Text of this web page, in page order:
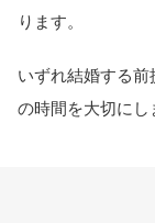
ります。
いずれ結婚する
の時間を大切に